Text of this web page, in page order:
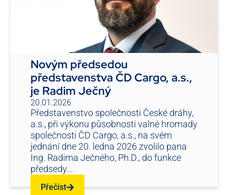
Novým předsedou
představenstva ČD Cargo, a.s.,
je Radim Ječný
20.01.2026
Představenstvo společnosti České dráhy,
a.s., při výkonu působnosti valné hromady
společnosti ČD Cargo, a.s., na svém
jednání dne 20. ledna 2026 zvolilo pana
Ing. Radima Ječného, Ph.D., do funkce
předsedy...
Přečíst